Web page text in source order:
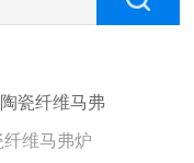
陶瓷纤维马弗
维马弗炉